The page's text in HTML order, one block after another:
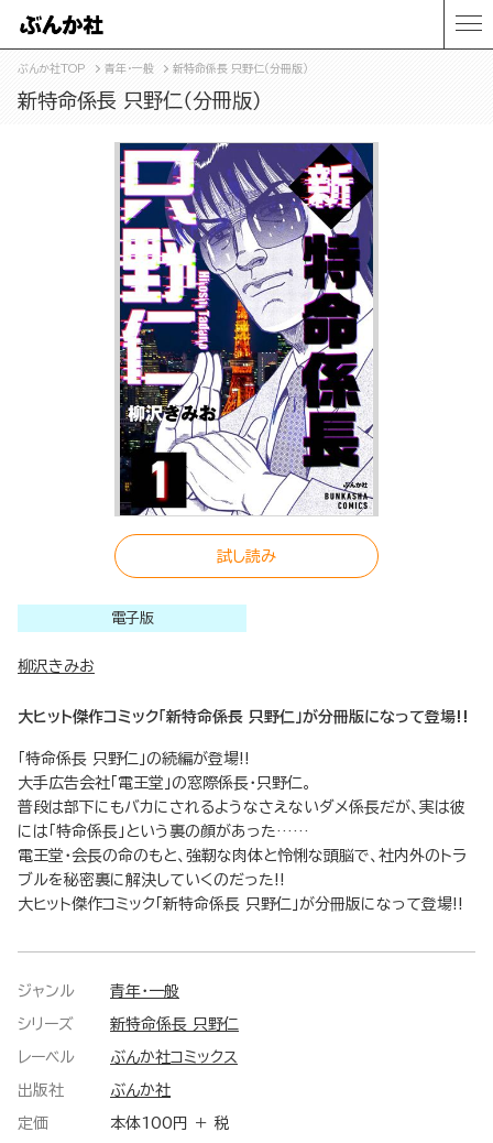
ぶんか社TOP 青年・一般 新特命係長 只野仁（分冊版）
新特命係長 只野仁（分冊版）
試し読み
電子版
柳沢きみお
大ヒット傑作コミック「新特命係長 只野仁」が分冊版になって登場!!
「特命係長 只野仁」の続編が登場!!
大手広告会社「電王堂」の窓際係長・只野仁。
普段は部下にもバカにされるようなさえないダメ係長だが、実は彼
には「特命係長」という裏の顔があった……
電王堂・会長の命のもと、強靭な肉体と怜悧な頭脳で、社内外のトラ
ブルを秘密裏に解決していくのだった!!
大ヒット傑作コミック「新特命係長 只野仁」が分冊版になって登場!!
ジャンル 青年・一般
シリーズ 新特命係長 只野仁
レーベル ぶんか社コミックス
出版社 ぶんか社
定価 本体100円 ＋ 税